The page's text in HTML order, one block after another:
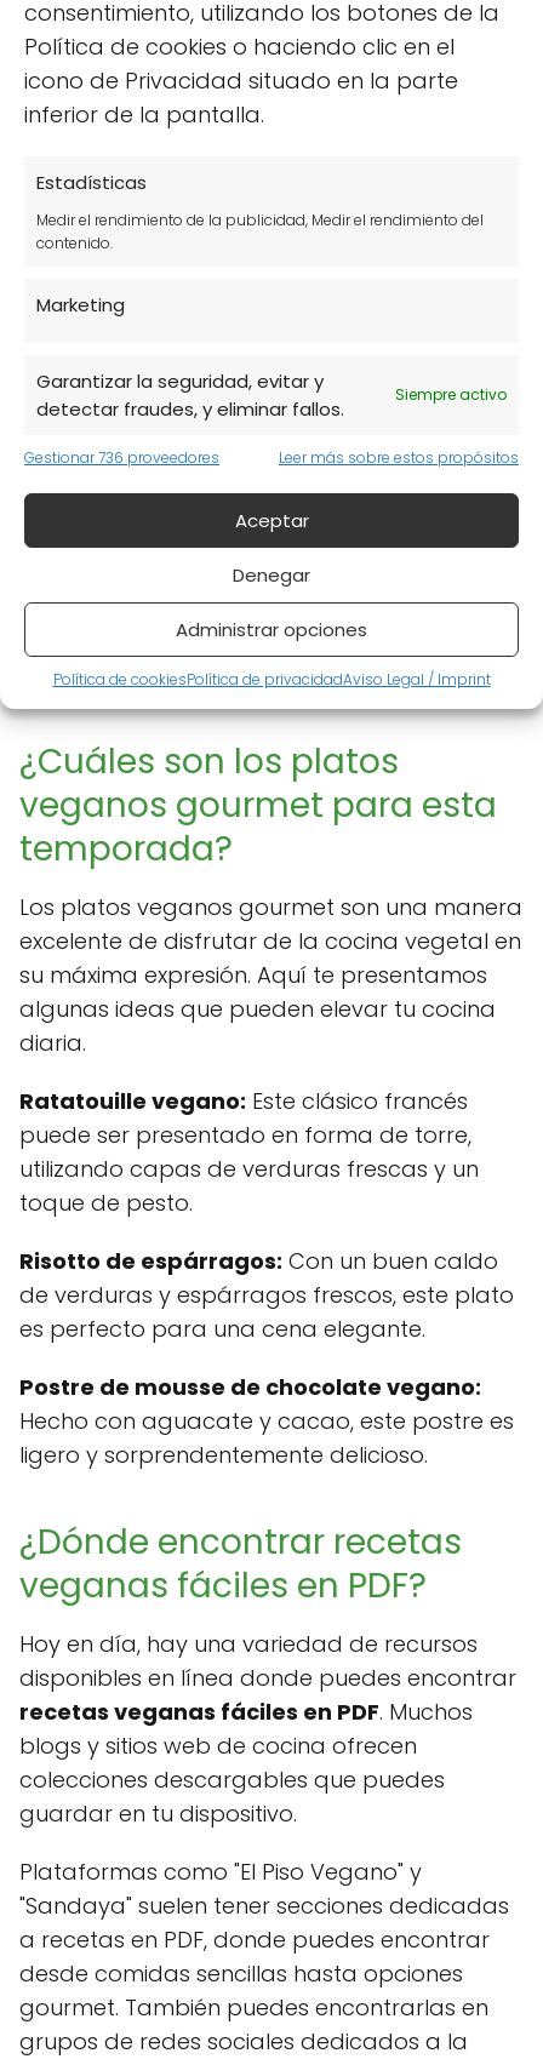
consentimiento, utilizando los botones de la
Política de cookies o haciendo clic en el
icono de Privacidad situado en la parte
inferior de la pantalla.
Estadísticas
Medir el rendimiento de la publicidad, Medir el rendimiento del
contenido.
Marketing
Garantizar la seguridad, evitar y
detectar fraudes, y eliminar fallos.
Siempre activo
Gestionar 736 proveedores Leer más sobre estos propósitos
Aceptar
Denegar
Administrar opciones
Política de cookiesPolítica de privacidadAviso Legal / Imprint
base de galletas veganas y rellénala con
crema de anacardos, decorando con frutas
frescas como fresas y melocotones.
¿Cuáles son los platos
veganos gourmet para esta
temporada?
Los platos veganos gourmet son una manera
excelente de disfrutar de la cocina vegetal en
su máxima expresión. Aquí te presentamos
algunas ideas que pueden elevar tu cocina
diaria.
Ratatouille vegano: Este clásico francés
puede ser presentado en forma de torre,
utilizando capas de verduras frescas y un
toque de pesto.
Risotto de espárragos: Con un buen caldo
de verduras y espárragos frescos, este plato
es perfecto para una cena elegante.
Postre de mousse de chocolate vegano:
Hecho con aguacate y cacao, este postre es
ligero y sorprendentemente delicioso.
¿Dónde encontrar recetas
veganas fáciles en PDF?
Hoy en día, hay una variedad de recursos
disponibles en línea donde puedes encontrar
recetas veganas fáciles en PDF. Muchos
blogs y sitios web de cocina ofrecen
colecciones descargables que puedes
guardar en tu dispositivo.
Plataformas como "El Piso Vegano" y
"Sandaya" suelen tener secciones dedicadas
a recetas en PDF, donde puedes encontrar
desde comidas sencillas hasta opciones
gourmet. También puedes encontrarlas en
grupos de redes sociales dedicados a la